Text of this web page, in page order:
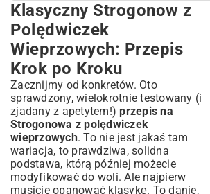
Klasyczny Strogonow z Polędwiczek
Wieprzowych: Przepis Krok po Kroku
Sekrety Idealnej Polędwiczki Wieprzowej
Niezbędne Składniki na Domowego
Strogonowa
Wybór Świeżych Warzyw i Grzybów
Kluczowe Przyprawy i Sosy
Przygotowanie Krok po Kroku: Od
Patelni do Stołu
Marynowanie i Obsmażanie Mięsa
Duszenie Składników i Tworzenie Sosu
Wariacje na Temat Strogonowa: Jak
Klasyczny Strogonow z
Polędwiczek
Wieprzowych: Przepis
Krok po Kroku
Zacznijmy od konkretów. Oto
sprawdzony, wielokrotnie testowany (i
zjadany z apetytem!)przepis na
Strogonowa z polędwiczek
wieprzowych. To nie jest jakaś tam
wariacja, to prawdziwa, solidna
podstawa, którą później możecie
modyfikować do woli. Ale najpierw
musicie opanować klasykę. To danie,